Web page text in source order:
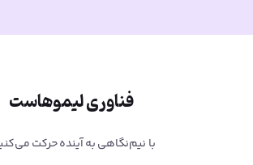
فناوری لیموهاست
با نیم‌نگاهی به آینده حرکت